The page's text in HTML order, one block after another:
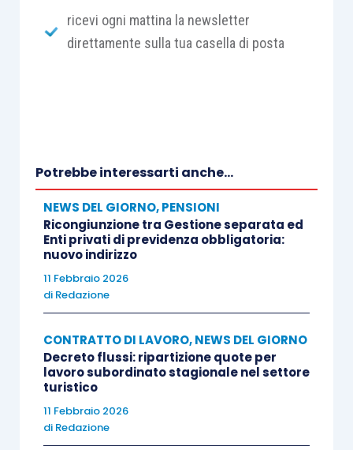
ricevi ogni mattina la newsletter
direttamente sulla tua casella di posta
Potrebbe interessarti anche...
NEWS DEL GIORNO,PENSIONI
Ricongiunzione tra Gestione separata ed
Enti privati di previdenza obbligatoria:
nuovo indirizzo
11 Febbraio 2026
di Redazione
CONTRATTO DI LAVORO,NEWS DEL GIORNO
Decreto flussi: ripartizione quote per
lavoro subordinato stagionale nel settore
turistico
11 Febbraio 2026
di Redazione